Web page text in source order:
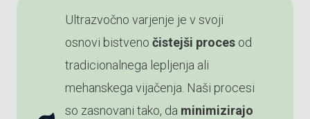
Ultrazvočno varjenje je v svoji
osnovi bistveno čistejši proces od
tradicionalnega lepljenja ali
mehanskega vijačenja. Naši procesi
so zasnovani tako, da minimizirajo